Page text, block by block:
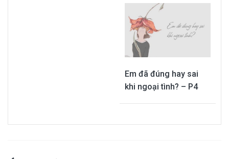
Em đã đúng hay sai
khi ngoại tình? – P4